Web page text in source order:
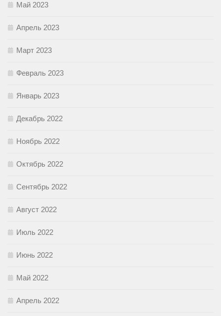
Май 2023
Апрель 2023
Март 2023
Февраль 2023
Январь 2023
Декабрь 2022
Ноябрь 2022
Октябрь 2022
Сентябрь 2022
Август 2022
Июль 2022
Июнь 2022
Май 2022
Апрель 2022